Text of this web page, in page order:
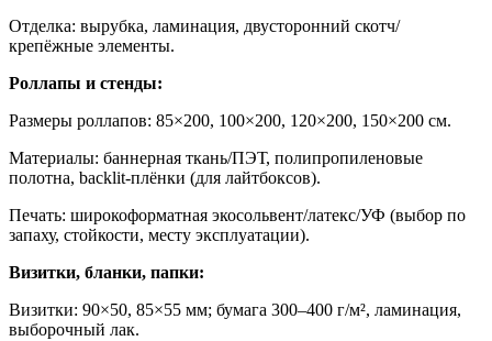
Отделка: вырубка, ламинация, двусторонний скотч/
крепёжные элементы.
Роллапы и стенды:
Размеры роллапов: 85×200, 100×200, 120×200, 150×200 см.
Материалы: баннерная ткань/ПЭТ, полипропиленовые
полотна, backlit-плёнки (для лайтбоксов).
Печать: широкоформатная экосольвент/латекс/УФ (выбор по
запаху, стойкости, месту эксплуатации).
Визитки, бланки, папки:
Визитки: 90×50, 85×55 мм; бумага 300–400 г/м², ламинация,
выборочный лак.